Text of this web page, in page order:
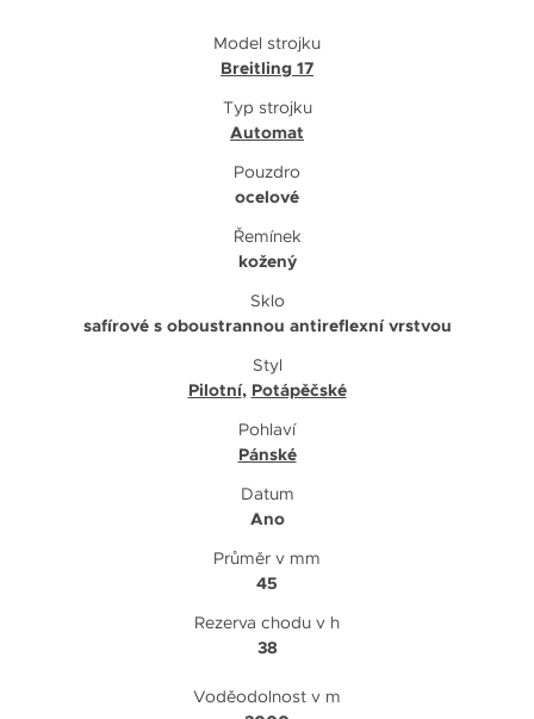
Model strojku
Breitling 17
Typ strojku
Automat
Pouzdro
ocelové
Řemínek
kožený
Sklo
safírové s oboustrannou antireflexní vrstvou
Styl
Pilotní, Potápěčské
Pohlaví
Pánské
Datum
Ano
Průměr v mm
45
Rezerva chodu v h
38
Voděodolnost v m